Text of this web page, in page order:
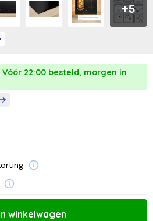
+5
22:00 besteld, morgen in
winkelwagen